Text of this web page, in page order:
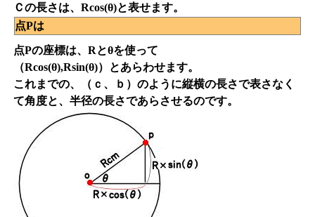
Ｃの長さは、Rcos(θ)と表せます。
点Pは
点Pの座標は、Rとθを使って
（Rcos(θ),Rsin(θ)）とあらわせます。
これまでの、（ｃ、ｂ）のように縦横の長さで表さなく
て角度と、半径の長さであらさせるのです。